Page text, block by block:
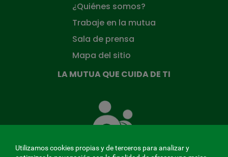
¿Quiénes somos?
Trabaje en la mutua
Sala de prensa
Mapa del sitio
LA MUTUA QUE CUIDA DE TI
Mutua
que
ti
Utilizamos cookies propias y de terceros para analizar y